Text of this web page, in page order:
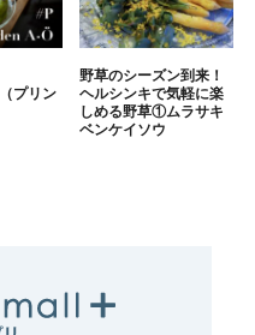
プリン
野草のシーズン到来！
ヘルシンキで気軽に楽
しめる野草①ムラサキ
ベンケイソウ